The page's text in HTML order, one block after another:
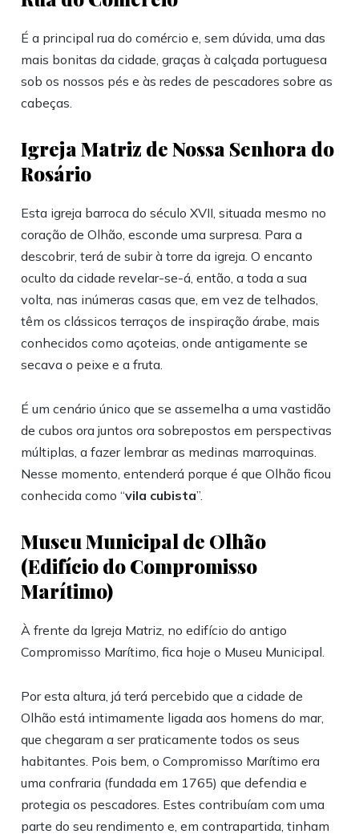
É a principal rua do comércio e, sem dúvida, uma das
mais bonitas da cidade, graças à calçada portuguesa
sob os nossos pés e às redes de pescadores sobre as
cabeças.
Igreja Matriz de Nossa Senhora do
Rosário
Esta igreja barroca do século XVII, situada mesmo no
coração de Olhão, esconde uma surpresa. Para a
descobrir, terá de subir à torre da igreja. O encanto
oculto da cidade revelar-se-á, então, a toda a sua
volta, nas inúmeras casas que, em vez de telhados,
têm os clássicos terraços de inspiração árabe, mais
conhecidos como açoteias, onde antigamente se
secava o peixe e a fruta.
É um cenário único que se assemelha a uma vastidão
de cubos ora juntos ora sobrepostos em perspectivas
múltiplas, a fazer lembrar as medinas marroquinas.
Nesse momento, entenderá porque é que Olhão ficou
conhecida como “vila cubista”.
Museu Municipal de Olhão
(Edifício do Compromisso
Marítimo)
À frente da Igreja Matriz, no edifício do antigo
Compromisso Marítimo, fica hoje o Museu Municipal.
Por esta altura, já terá percebido que a cidade de
Olhão está intimamente ligada aos homens do mar,
que chegaram a ser praticamente todos os seus
habitantes. Pois bem, o Compromisso Marítimo era
uma confraria (fundada em 1765) que defendia e
protegia os pescadores. Estes contribuíam com uma
parte do seu rendimento e, em contrapartida, tinham